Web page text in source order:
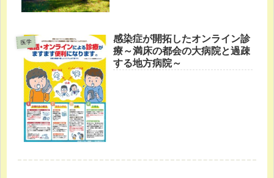
医学
感染症が開拓したオンライン診
療～満床の都会の大病院と過疎
する地方病院～